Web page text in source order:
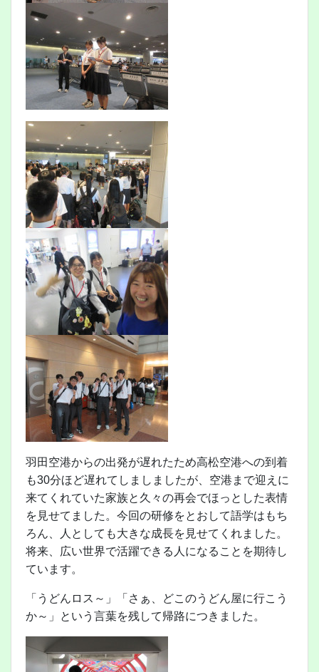
羽田空港からの出発が遅れたため高松空港への到着
も30分ほど遅れてしましましたが、空港まで迎えに
来てくれていた家族と久々の再会でほっとした表情
を見せてました。今回の研修をとおして語学はもち
ろん、人としても大きな成長を見せてくれました。
将来、広い世界で活躍できる人になることを期待し
ています。
「うどんロス～」「さぁ、どこのうどん屋に行こう
か～」という言葉を残して帰路につきました。